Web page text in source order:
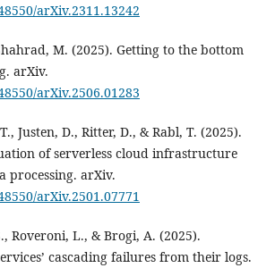
arXiv.2311.13242
M. (2025). Getting to the bottom
arXiv.
arXiv.2506.01283
Justen, D., Ritter, D., & Rabl, T. (2025).
of serverless cloud infrastructure
processing. arXiv.
arXiv.2501.07771
Roveroni, L., & Brogi, A. (2025).
cascading failures from their logs.